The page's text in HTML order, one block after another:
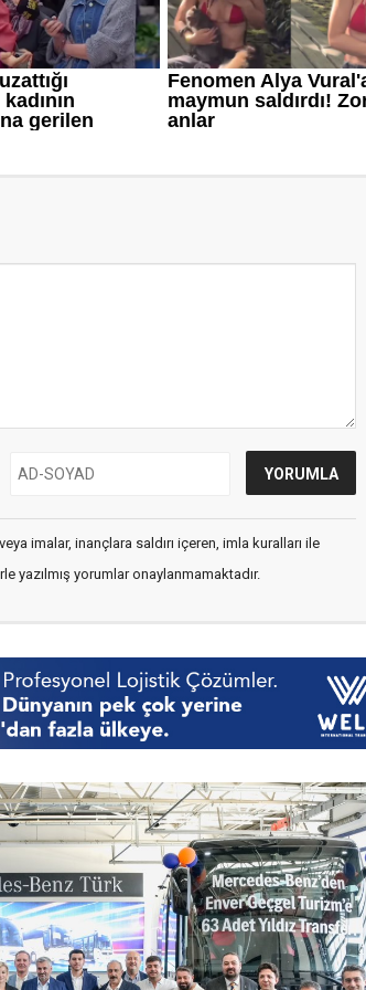
imalar, inançlara saldırı içeren, imla kuralları ile
yazılmış yorumlar onaylanmamaktadır.